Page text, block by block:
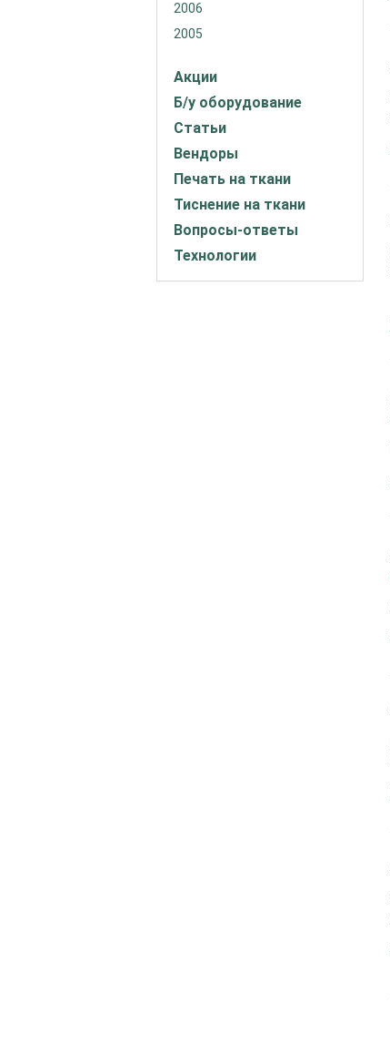
2006
2005
Акции
Б/у оборудование
Статьи
Вендоры
Печать на ткани
Тиснение на ткани
Вопросы-ответы
Технологии